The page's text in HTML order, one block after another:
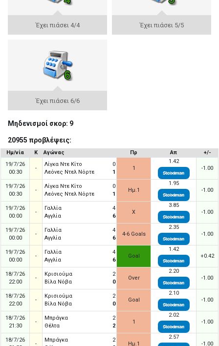
Έχει πιάσει 4/4 Έχει πιάσει 5/5
Έχει πιάσει 6/6
Μηδενισμοί σκορ: 9
20955 προβλέψεις:
Ημ/νία Κ Αγώνας Πρ Απ
+/-
19/7/26
00:30
-
Λίγκα Ντε Κίτο
0
Λεόνες Ντελ Νόρτε
1
1
1.42
-1.00
19/7/26
00:30
-
Λίγκα Ντε Κίτο
0
Λεόνες Ντελ Νόρτε
1
Ημ.1
1.95
-1.00
19/7/26
00:00
-
Γαλλία
4
Αγγλία
6
X
3.85
-1.00
19/7/26
00:00
-
Γαλλία
4
Αγγλία
6
4-6 Goals
2.35
-1.00
19/7/26
00:00
-
Γαλλία
4
Αγγλία
6
Goal
1.42
+0.42
18/7/26
22:00
-
Κρισιούμα
2
Βίλα Νόβα
0
Over
2.20
-1.00
18/7/26
22:00
-
Κρισιούμα
2
Βίλα Νόβα
0
Goal
2.10
-1.00
18/7/26
21:30
-
Μπράγκα
2
Θέλτα
2
1
2.02
-1.00
18/7/26
-
Μπράγκα
2
Ημ.1
2.57
-1.00